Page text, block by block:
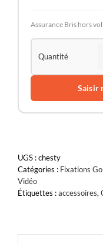
Assurance Bris hors
Saisir
UGS :chesty
Catégories : Fixations
Vidéo
Étiquettes :accessoires,